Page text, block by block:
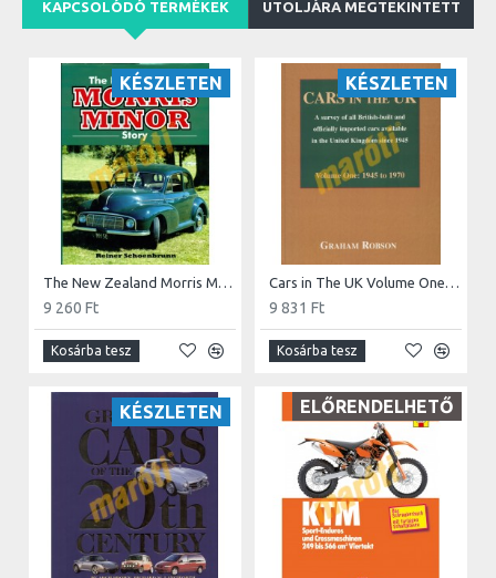
KAPCSOLÓDÓ TERMÉKEK UTOLJÁRA MEGTEKINTETT
KÉSZLETEN
The New Zealand Morris Minor Story
9 260 Ft
Kosárba tesz
KÉSZLETEN
Cars in The UK Volume One: 1945-1970
9 831 Ft
Kosárba tesz
KÉSZLETEN ELŐRENDELHETŐ